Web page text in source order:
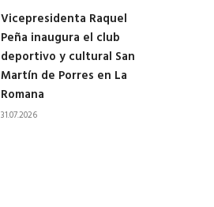
Vicepresidenta Raquel
Peña inaugura el club
deportivo y cultural San
Martín de Porres en La
Romana
31.07.2026